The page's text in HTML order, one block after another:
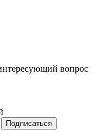
вопрос
Подписаться